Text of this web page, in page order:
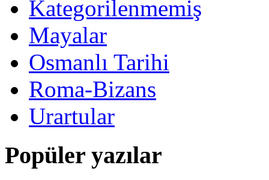
Kategorilenmemiş
Mayalar
Osmanlı Tarihi
Roma-Bizans
Urartular
Popüler yazılar